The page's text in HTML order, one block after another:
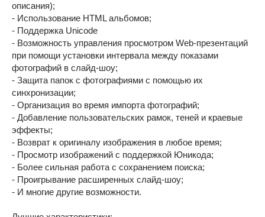
описания);
- Использование HTML альбомов;
- Поддержка Unicode
- Возможность управления просмотром Web-презентаций
при помощи установки интервала между показами
фотографий в слайд-шоу;
- Защита папок с фотографиями с помощью их
синхронизации;
- Организация во время импорта фотографий;
- Добавление пользовательских рамок, теней и краевые
эффекты;
- Возврат к оригиналу изображения в любое время;
- Просмотр изображений с поддержкой Юникода;
- Более сильная работа с сохранением поиска;
- Проигрывание расширенных слайд-шоу;
- И многие другие возможности.